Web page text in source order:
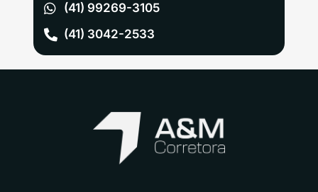
(41) 99269-3105
(41) 3042-2533